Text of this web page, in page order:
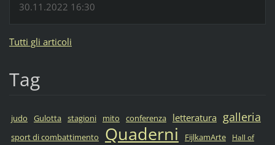
30.11.2022 16:30
Tutti gli articoli
Tag
judo Gulotta stagioni mito conferenza letteratura galleria
sport di combattimento Quaderni FijlkamArte
Hall of